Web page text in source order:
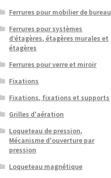
Ferrures pour mobilier de bureau
Ferrures pour systèmes
d’étagères, étagères murales et
étagères
Ferrures pour verre et miroir
Fixations
Fixations, fixations et supports
Grilles d'aération
Loqueteau de pression,
Mécanisme d'ouverture par
pression
Loqueteau magnétique